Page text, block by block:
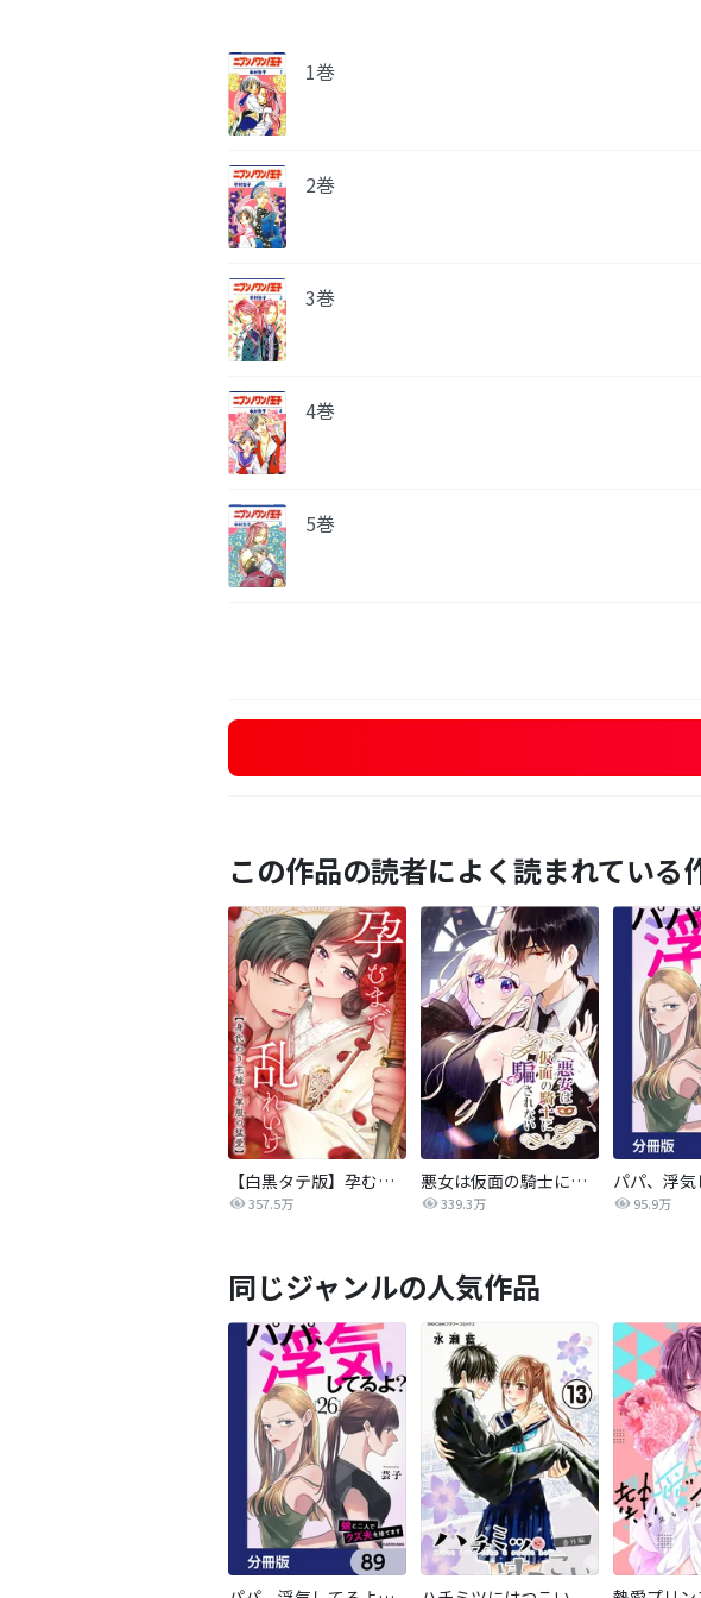
1巻
2巻
3巻
4巻
5巻
この作品の読者によく読まれている
【白黒タテ版】孕むまで乱れいけ～身代わり花嫁と軍服の猛愛
357.5万
悪女は仮面の騎士に騙されない
339.3万 95.9万
同じジャンルの人気作品